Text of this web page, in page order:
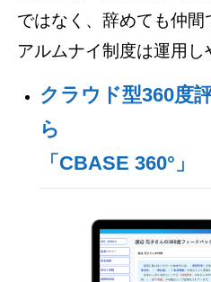
ではなく、辞めても仲
アルムナイ制度は運用し
クラウド型360度
ら
「CBASE 360°」